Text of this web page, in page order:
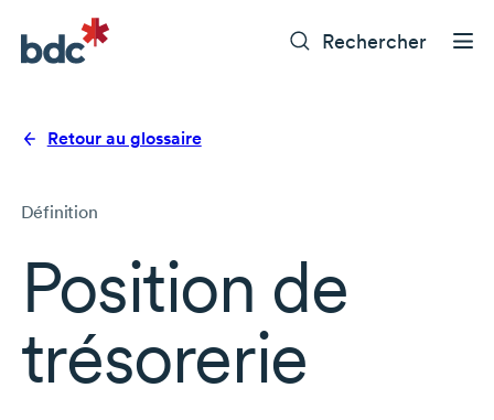
Rechercher
Retour au glossaire
Définition
Position de
trésorerie